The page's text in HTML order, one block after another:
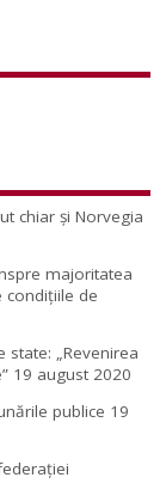
chiar și Norvegia
majoritatea
condițiile de
„Revenirea
19 august 2020
publice 19